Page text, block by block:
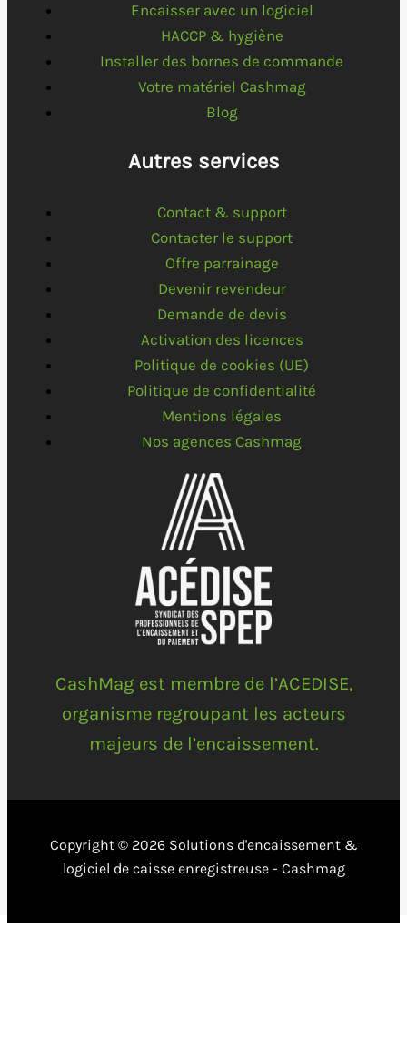
Encaisser avec un logiciel
HACCP & hygiène
Installer des bornes de commande
Votre matériel Cashmag
Blog
Autres services
Contact & support
Contacter le support
Offre parrainage
Devenir revendeur
Demande de devis
Activation des licences
Politique de cookies (UE)
Politique de confidentialité
Mentions légales
Nos agences Cashmag
CashMag est membre de l’ACEDISE,
organisme regroupant les acteurs
majeurs de l’encaissement.
Copyright © 2026 Solutions d'encaissement &
logiciel de caisse enregistreuse - Cashmag